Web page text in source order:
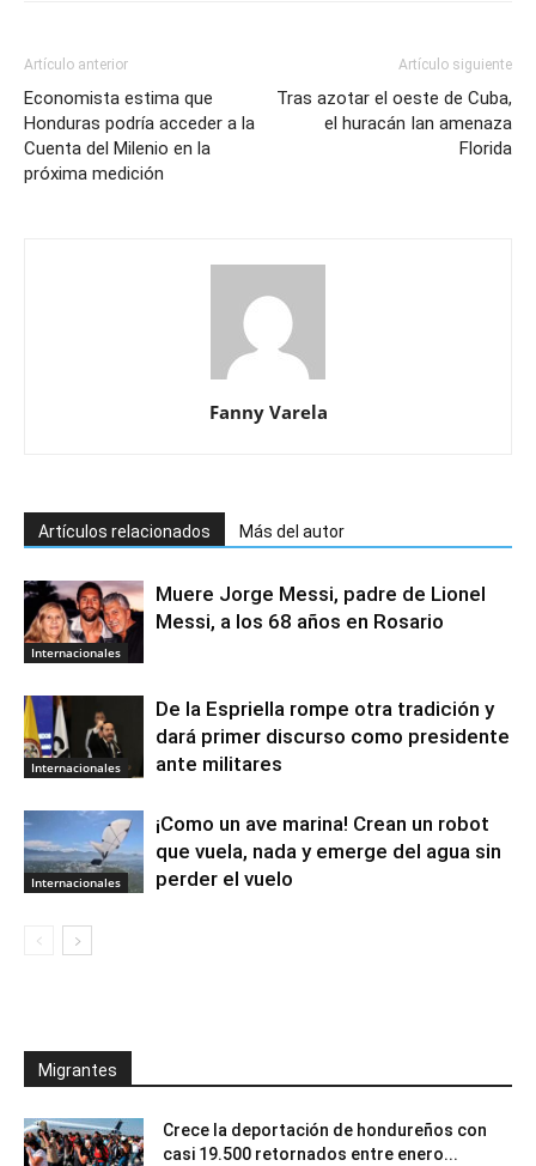
Artículo anterior
Economista estima que
Honduras podría acceder a la
Cuenta del Milenio en la
próxima medición
Artículo siguiente
Tras azotar el oeste de Cuba,
el huracán Ian amenaza
Florida
Fanny Varela
Artículos relacionados Más del autor
Internacionales
Muere Jorge Messi, padre de Lionel
Messi, a los 68 años en Rosario
Internacionales
De la Espriella rompe otra tradición y
dará primer discurso como presidente
ante militares
Internacionales
¡Como un ave marina! Crean un robot
que vuela, nada y emerge del agua sin
perder el vuelo
Migrantes
Crece la deportación de hondureños con
casi 19.500 retornados entre enero...